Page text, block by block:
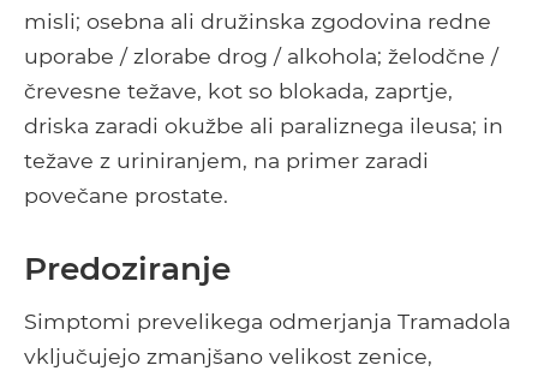
misli; osebna ali družinska zgodovina redne
uporabe / zlorabe drog / alkohola; želodčne /
črevesne težave, kot so blokada, zaprtje,
driska zaradi okužbe ali paraliznega ileusa; in
težave z uriniranjem, na primer zaradi
povečane prostate.
Predoziranje
Simptomi prevelikega odmerjanja Tramadola
vključujejo zmanjšano velikost zenice,